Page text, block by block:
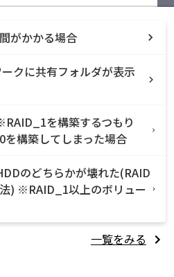
がかかる場合
クに共有フォルダが表示
を構築するつもり
構築してしまった場合
のどちらかが壊れた(RAID
) ※RAID_1以上のボリュー
一覧をみる